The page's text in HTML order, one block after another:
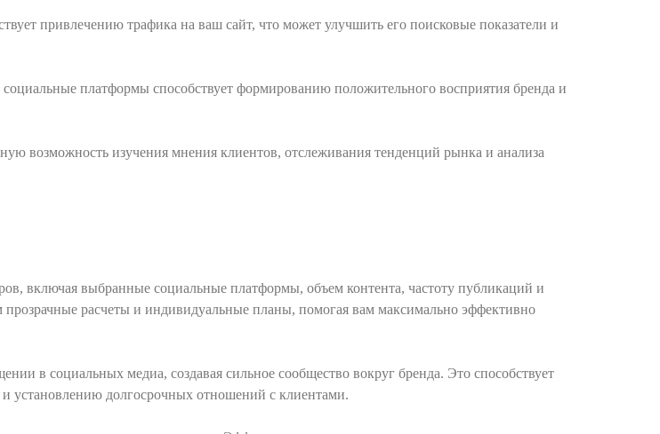
привлечению трафика на ваш сайт, что может улучшить его поисковые показатели и
платформы способствует формированию положительного восприятия бренда и
возможность изучения мнения клиентов, отслеживания тенденций рынка и анализа
включая выбранные социальные платформы, объем контента, частоту публикаций и
расчеты и индивидуальные планы, помогая вам максимально эффективно
в социальных медиа, создавая сильное сообщество вокруг бренда. Это способствует
установлению долгосрочных отношений с клиентами.